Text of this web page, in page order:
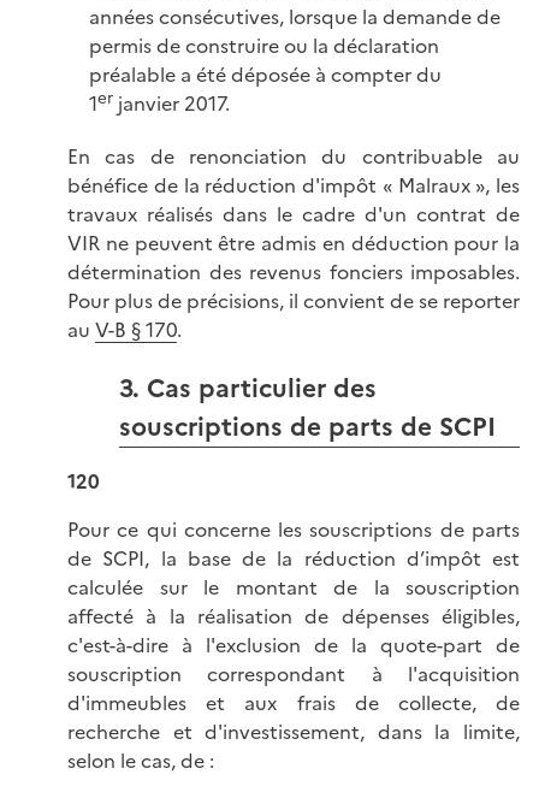
années consécutives, lorsque la demande de
permis de construire ou la déclaration
préalable a été déposée à compter du
1erjanvier 2017.
En cas de renonciation du contribuable au
bénéfice de la réduction d'impôt « Malraux », les
travaux réalisés dans le cadre d'un contrat de
VIR ne peuvent être admis en déduction pour la
détermination des revenus fonciers imposables.
Pour plus de précisions, il convient de se reporter
au V-B § 170.
3. Cas particulier des
souscriptions de parts de SCPI
120
Pour ce qui concerne les souscriptions de parts
de SCPI, la base de la réduction d’impôt est
calculée sur le montant de la souscription
affecté à la réalisation de dépenses éligibles,
c'est-à-dire à l'exclusion de la quote-part de
souscription correspondant à l'acquisition
d'immeubles et aux frais de collecte, de
recherche et d'investissement, dans la limite,
selon le cas,de :